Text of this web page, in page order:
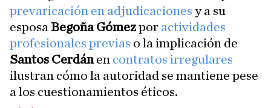
prevaricación en adjudicaciones y a su
esposa Begoña Gómezpor actividades
profesionales previas o la implicación de
Santos Cerdánen contratos irregulares
ilustran cómo la autoridad se mantiene pese
a los cuestionamientos éticos.